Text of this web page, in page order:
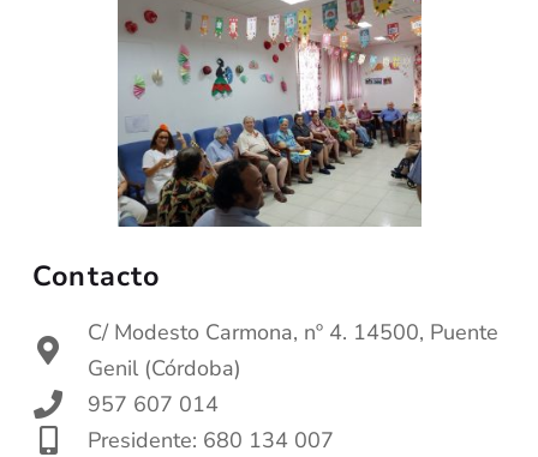
Contacto
C/ Modesto Carmona, nº 4. 14500, Puente
Genil (Córdoba)
957 607 014
Presidente: 680 134 007